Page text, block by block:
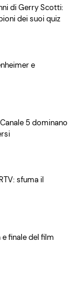
di Gerry Scotti:
dei suoi quiz
e
5 dominano
sfuma il
finale del film